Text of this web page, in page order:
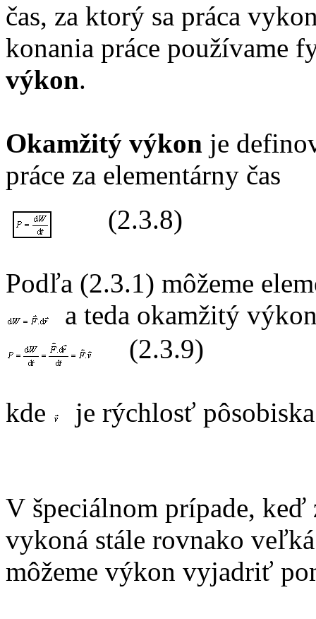
čas, za ktorý sa práca
konania práce používame
výkon.
Okamžitý výkon je
práce za elementárny čas
(2.3.8)
Podľa (2.3.1) môžeme
a teda okamžitý
(2.3.9)
kde je rýchlosť
V špeciálnom prípade, keď
vykoná stále rovnako
môžeme výkon vyjadriť